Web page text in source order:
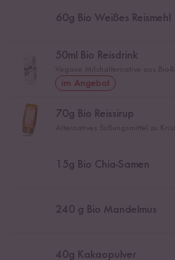
60g Bio Weißes Reismehl
50ml Bio Reisdrink
im Angebot
70g Bio Reissirup
15g Bio Chia-Samen
240 g Bio Mandelmus
40g Kakaopulver